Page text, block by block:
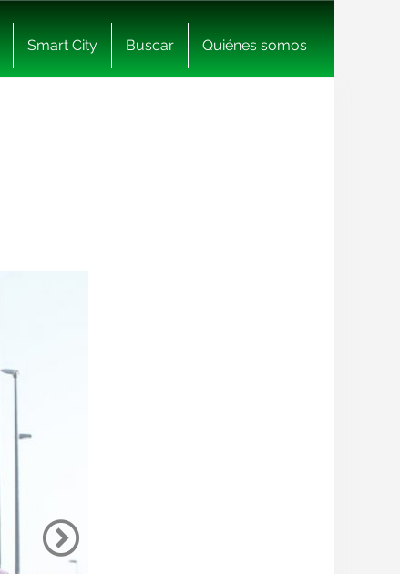
Smart City Buscar Quiénes somos